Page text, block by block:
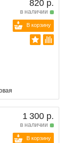
820 р.
в наличии
В корзину
1 300 р.
в наличии
В корзину